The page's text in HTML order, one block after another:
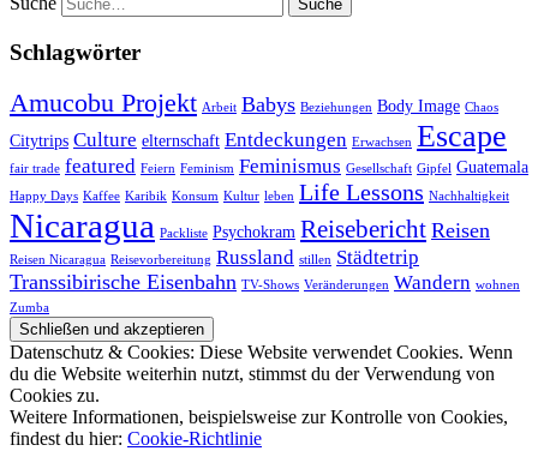
Schlagwörter
Amucobu Projekt Arbeit Babys Beziehungen Body Image Chaos
Citytrips Culture elternschaft Entdeckungen Erwachsen Escape
fair trade featured Feiern Feminism Feminismus Gesellschaft Gipfel Guatemala
Happy Days Kaffee Karibik Konsum Kultur leben Life Lessons Nachhaltigkeit
Nicaragua Packliste Psychokram Reisebericht Reisen
Reisen Nicaragua Reisevorbereitung Russland stillen Städtetrip
Transsibirische Eisenbahn TV-Shows Veränderungen Wandern wohnen
Zumba
Datenschutz & Cookies: Diese Website verwendet Cookies. Wenn
du die Website weiterhin nutzt, stimmst du der Verwendung von
Cookies zu.
Weitere Informationen, beispielsweise zur Kontrolle von Cookies,
findest du hier: Cookie-Richtlinie